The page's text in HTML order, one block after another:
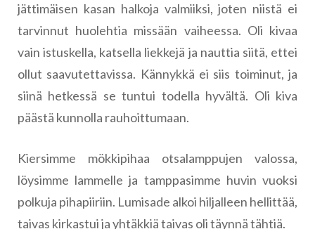
jättimäisen kasan halkoja valmiiksi, joten niistä ei
tarvinnut huolehtia missään vaiheessa. Oli kivaa
vain istuskella, katsella liekkejä ja nauttia siitä, ettei
ollut saavutettavissa. Kännykkä ei siis toiminut, ja
siinä hetkessä se tuntui todella hyvältä. Oli kiva
päästä kunnolla rauhoittumaan.
Kiersimme mökkipihaa otsalamppujen valossa,
löysimme lammelle ja tamppasimme huvin vuoksi
polkuja pihapiiriin. Lumisade alkoi hiljalleen hellittää,
taivas kirkastui ja yhtäkkiä taivas oli täynnä tähtiä.